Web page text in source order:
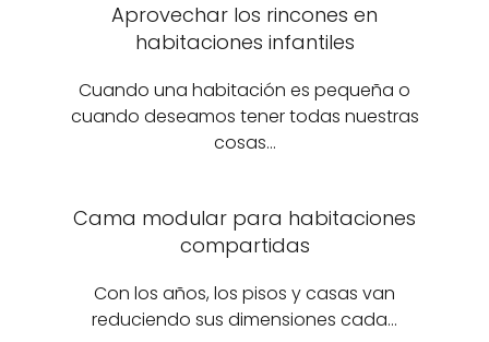
Aprovechar los rincones en
habitaciones infantiles
Cuando una habitación es pequeña o
cuando deseamos tener todas nuestras
cosas…
Cama modular para habitaciones
compartidas
Con los años, los pisos y casas van
reduciendo sus dimensiones cada…